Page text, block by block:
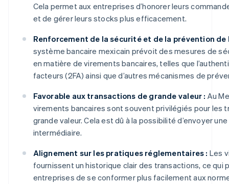
Cela permet aux entreprises d’honorer leurs
et de gérer leurs stocks plus efficacement.
Renforcement de la sécurité et de la prévention de
système bancaire mexicain prévoit des mesures de
en matière de virements bancaires, telles que
facteurs (2FA) ainsi que d’autres mécanismes de
Favorable aux transactions de grande valeur : Au
virements bancaires sont souvent privilégiés pour les
grande valeur. Cela est dû à la possibilité d’envoyer
intermédiaire.
Alignement sur les pratiques réglementaires : Les
fournissent un historique clair des transactions, ce qui
entreprises de se conformer plus facilement aux